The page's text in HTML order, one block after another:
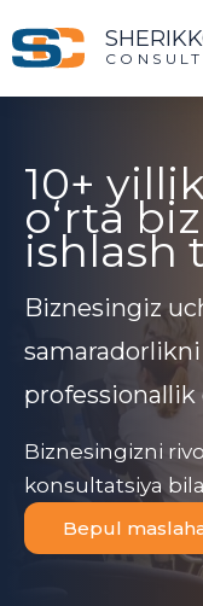
to
10+
o‘rta
ishlash
Biznesingiz
professionallik
Biznesingizni
konsultatsiya
Bepul